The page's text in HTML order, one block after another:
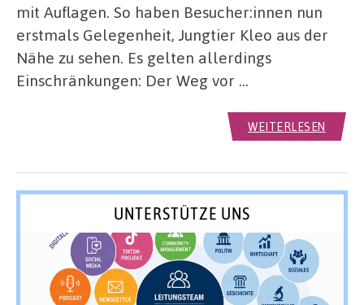
mit Auflagen. So haben Besucher:innen nun
erstmals Gelegenheit, Jungtier Kleo aus der
Nähe zu sehen. Es gelten allerdings
Einschränkungen: Der Weg vor …
WEITERLESEN
UNTERSTÜTZE UNS